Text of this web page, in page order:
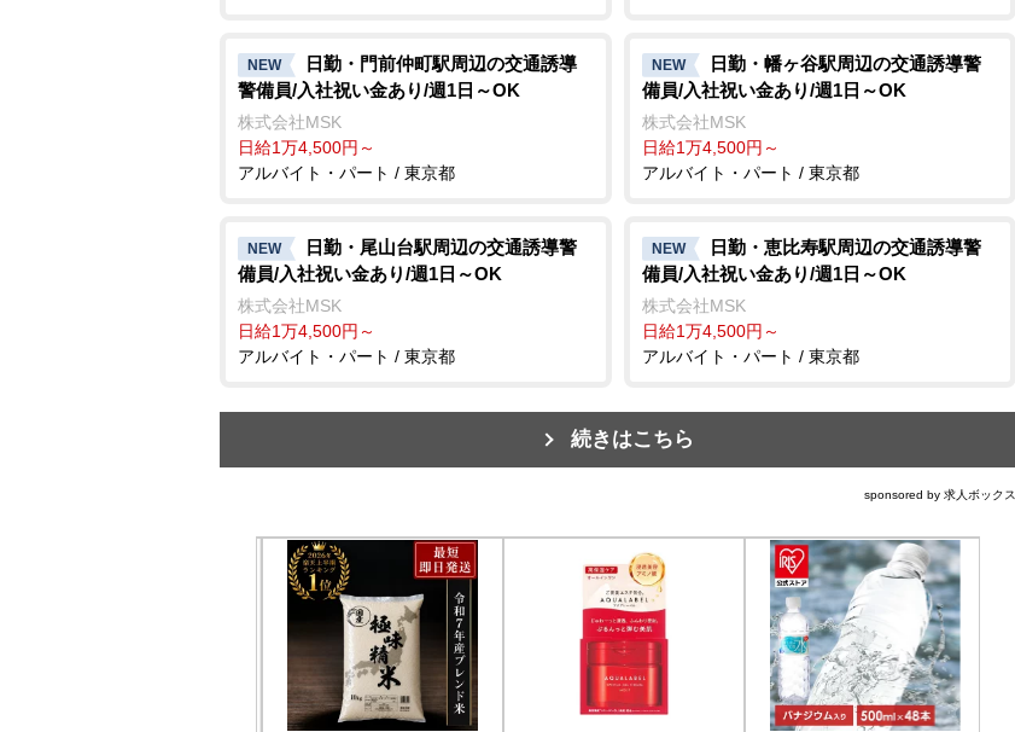
NEW
日勤・門前仲町駅周辺の交通誘導
警備員/入社祝い金あり/週1日～OK
株式会社MSK
日給1万4,500円～
アルバイト・パート / 東京都
NEW
日勤・幡ヶ谷駅周辺の交通誘導警
備員/入社祝い金あり/週1日～OK
株式会社MSK
日給1万4,500円～
アルバイト・パート / 東京都
NEW
日勤・尾山台駅周辺の交通誘導警
備員/入社祝い金あり/週1日～OK
株式会社MSK
日給1万4,500円～
アルバイト・パート / 東京都
NEW
日勤・恵比寿駅周辺の交通誘導警
備員/入社祝い金あり/週1日～OK
株式会社MSK
日給1万4,500円～
アルバイト・パート / 東京都
続きはこちら
sponsored by 求人ボックス